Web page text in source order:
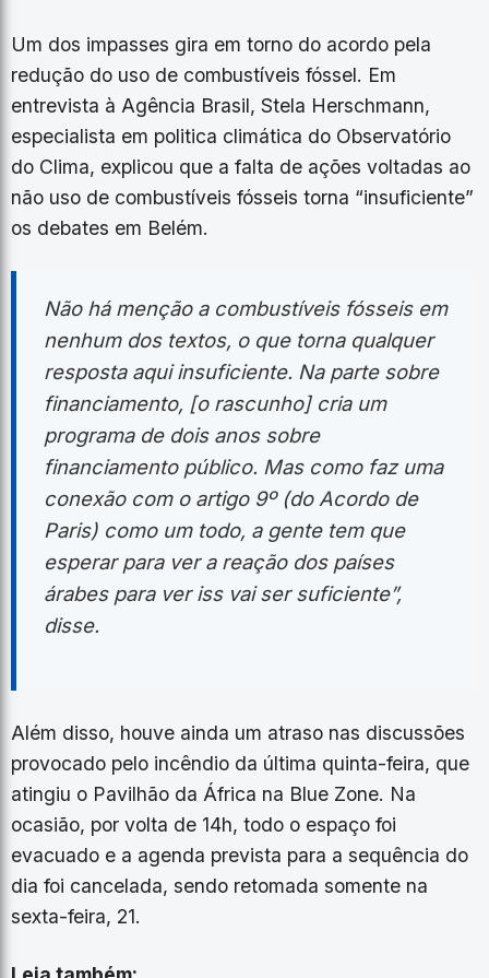
Um dos impasses gira em torno do acordo pela
redução do uso de combustíveis fóssel. Em
entrevista à Agência Brasil, Stela Herschmann,
especialista em politica climática do Observatório
do Clima, explicou que a falta de ações voltadas ao
não uso de combustíveis fósseis torna “insuficiente”
os debates em Belém.
Não há menção a combustíveis fósseis em
nenhum dos textos, o que torna qualquer
resposta aqui insuficiente. Na parte sobre
financiamento, [o rascunho] cria um
programa de dois anos sobre
financiamento público. Mas como faz uma
conexão com o artigo 9º (do Acordo de
Paris) como um todo, a gente tem que
esperar para ver a reação dos países
árabes para ver iss vai ser suficiente”,
disse.
Além disso, houve ainda um atraso nas discussões
provocado pelo incêndio da última quinta-feira, que
atingiu o Pavilhão da África na Blue Zone. Na
ocasião, por volta de 14h, todo o espaço foi
evacuado e a agenda prevista para a sequência do
dia foi cancelada, sendo retomada somente na
sexta-feira, 21.